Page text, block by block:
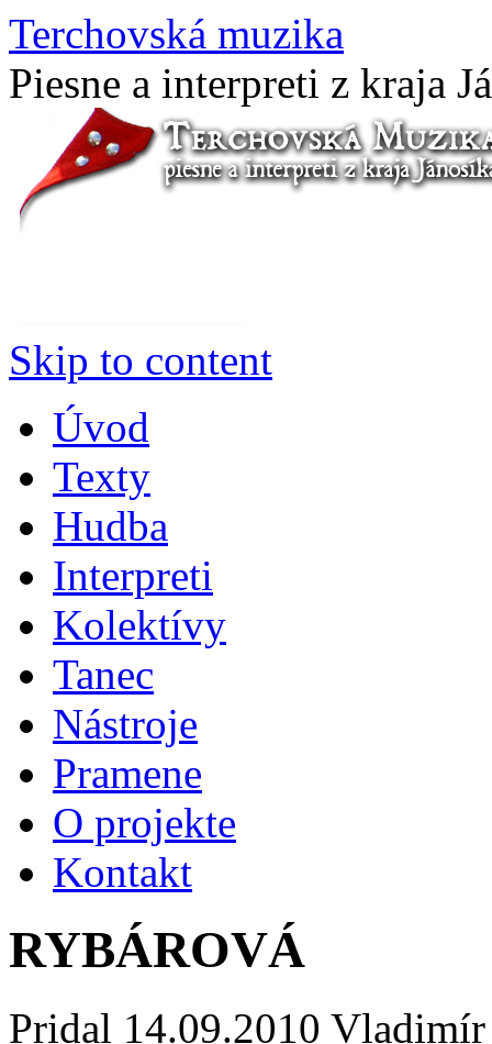
Terchovská muzika
Piesne a interpreti z kraja
Skip to content
Úvod
Texty
Hudba
Interpreti
Kolektívy
Tanec
Nástroje
Pramene
O projekte
Kontakt
RYBÁROVÁ
Pridal 14.09.2010